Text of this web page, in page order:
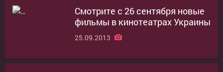
Смотрите с 26 сентября новые
фильмы в кинотеатрах Украины
25.09.2013